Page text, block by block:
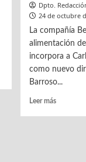
Dpto.
24 de octubre
La compañía
alimentación
incorpora a
como nuevo
Barroso...
Leer másLeer